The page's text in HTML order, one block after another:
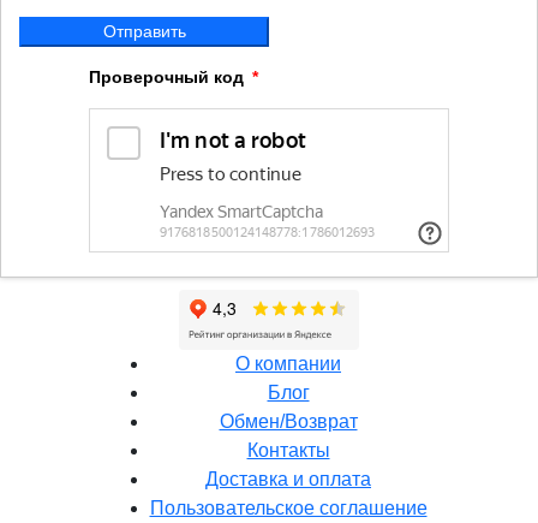
Отправить
Проверочный код
О компании
Блог
Обмен/Возврат
Контакты
Доставка и оплата
Пользовательское соглашение